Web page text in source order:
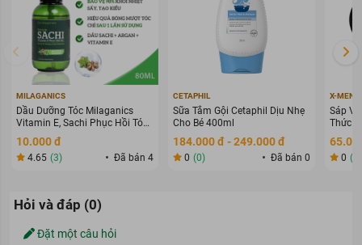
MILAGANICS
Dầu Dưỡng Tóc Milaganics
Vitamin E, Sachi Phục Hồi Tóc
80ml
10.000 đ
4.65 (3) Đã bán 4
CETAPHIL
Sữa Tắm Gội Cetaphil Dịu Nhẹ
Cho Bé 400ml
184.000 đ - 249.000 đ
0 (0) Đã bán 0
X-MEN
Sáp
Thức
70g
0 (0)
Hỏi và đáp (0)
Đặt một câu hỏi